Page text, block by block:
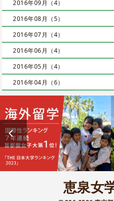
2016年09月（4）
2016年08月（5）
2016年07月（4）
2016年06月（4）
2016年05月（4）
2016年04月（6）
恵泉女